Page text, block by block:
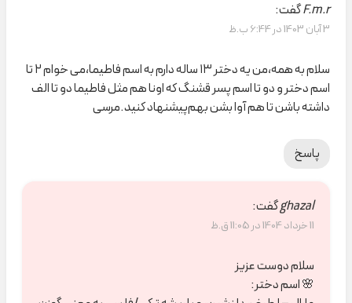
F.m.rگفت:
3 آبان 1403 در 6:44 ب.ظ
سلام به همه،من یه دختر ۱۳ ساله دارم به اسم فاطیما،می خوام ۲ تا
اسم دختر و دو تا اسم پسر قشنگ که اونا هم مثل فاطیما دو تا الف
داشته باشن تا هم آوا بشن بهم‌پیشنهاد کنید.مرسی
پاسخ
ghazalگفت:
11 خرداد 1404 در 11:05 ق.ظ
سلام دوست عزیز
🌸 اسم دختر: